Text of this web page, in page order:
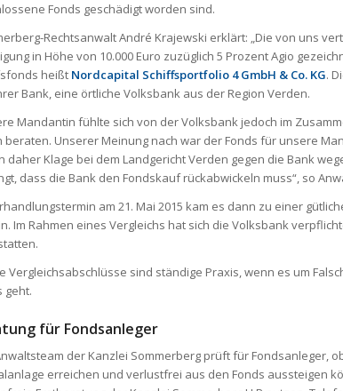
Fonds geschädigt worden sind.
Rechtsanwalt André Krajewski erklärt: „Die von uns
in Höhe von 10.000 Euro zuzüglich 5 Prozent Agio
heißt Nordcapital Schiffsportfolio 4 GmbH & Co. KG.
Bank, eine örtliche Volksbank aus der Region Verden.
Mandantin fühlte sich von der Volksbank jedoch im
beraten. Unserer Meinung nach war der Fonds für unsere
daher Klage bei dem Landgericht Verden gegen die Bank
dass die Bank den Fondskauf rückabwickeln muss“, so
am 21. Mai 2015 kam es dann zu einer
Im Rahmen eines Vergleichs hat sich die Volksbank
Vergleichsabschlüsse sind ständige Praxis, wenn es um
geht.
für Fondsanleger
der Kanzlei Sommerberg prüft für Fondsanleger,
erreichen und verlustfrei aus den Fonds aussteigen